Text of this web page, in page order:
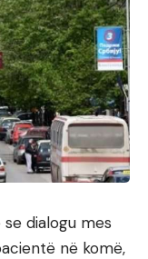
dialogu mes
në komë,